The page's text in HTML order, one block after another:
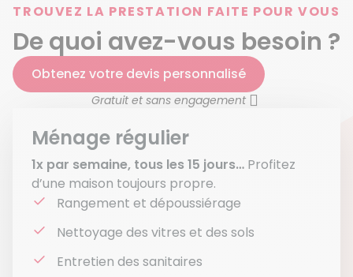
TROUVEZ LA PRESTATION FAITE POUR VOUS
De quoi avez-vous besoin ?
Obtenez votre devis personnalisé
Gratuit et sans engagement
Ménage régulier
1x par semaine, tous les 15 jours… Profitez
d’une maison toujours propre.
Rangement et dépoussiérage
Nettoyage des vitres et des sols
Entretien des sanitaires